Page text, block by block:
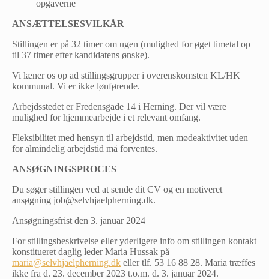
opgaverne
ANSÆTTELSESVILKÅR
Stillingen er på 32 timer om ugen (mulighed for øget timetal op
til 37 timer efter kandidatens ønske).
Vi læner os op ad stillingsgrupper i overenskomsten KL/HK
kommunal. Vi er ikke lønførende.
Arbejdsstedet er Fredensgade 14 i Herning. Der vil være
mulighed for hjemmearbejde i et relevant omfang.
Fleksibilitet med hensyn til arbejdstid, men mødeaktivitet uden
for almindelig arbejdstid må forventes.
ANSØGNINGSPROCES
Du søger stillingen ved at sende dit CV og en motiveret
ansøgning job@selvhjaelpherning.dk.
Ansøgningsfrist den 3. januar 2024
For stillingsbeskrivelse eller yderligere info om stillingen kontakt
konstitueret daglig leder Maria Hussak på
maria@selvhjaelpherning.dk eller tlf. 53 16 88 28. Maria træffes
ikke fra d. 23. december 2023 t.o.m. d. 3. januar 2024.